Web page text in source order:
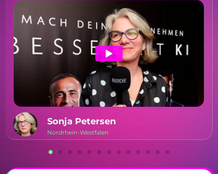
Sonja Petersen
Nordrhein-Westfalen